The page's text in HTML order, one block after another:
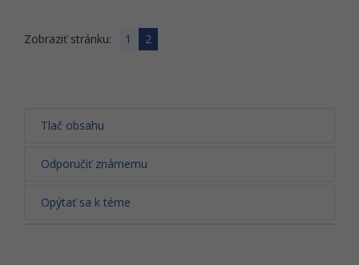
Zobraziť stránku: 1 2
Tlač obsahu
Odporučiť známemu
Opýtať sa k téme